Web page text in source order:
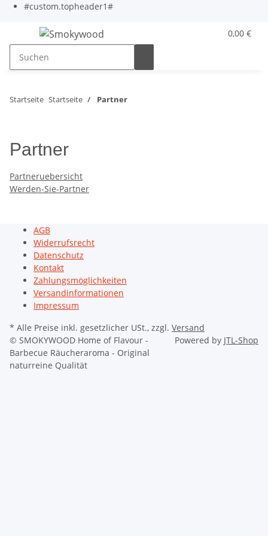
#custom.topheader1#
0,00 €
Startseite Startseite Partner
Partner
Partneruebersicht
Werden-Sie-Partner
AGB
Widerrufsrecht
Datenschutz
Kontakt
Zahlungsmöglichkeiten
Versandinformationen
Impressum
* Alle Preise inkl. gesetzlicher USt., zzgl. Versand
© SMOKYWOOD Home of Flavour -
Barbecue Räucheraroma - Original
naturreine Qualität
Powered by JTL-Shop